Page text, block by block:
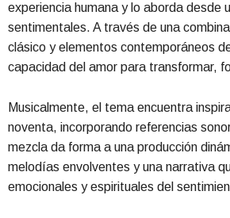
experiencia humana y lo aborda desde
sentimentales. A través de una
clásico y elementos contemporáneos
capacidad del amor para transformar,
Musicalmente, el tema encuentra
noventa, incorporando referencias
mezcla da forma a una producción
melodías envolventes y una narrativa
emocionales y espirituales del